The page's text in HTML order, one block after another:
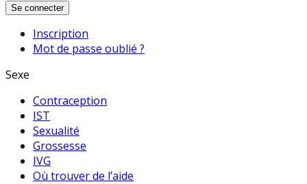
Se connecter
Inscription
Mot de passe oublié ?
Sexe
Contraception
IST
Sexualité
Grossesse
IVG
Où trouver de l’aide